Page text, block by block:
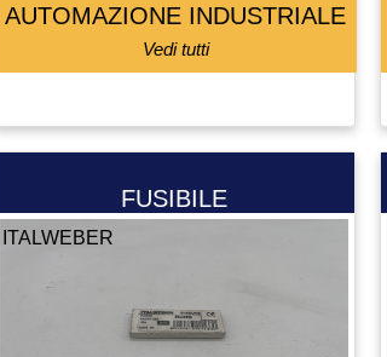
AUTOMAZIONE INDUSTRIALE
Vedi tutti
FUSIBILE
ITALWEBER